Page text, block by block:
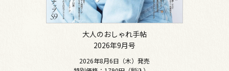
大人のおしゃれ手帖
2026年9月号
2026年8月6日（木）発売